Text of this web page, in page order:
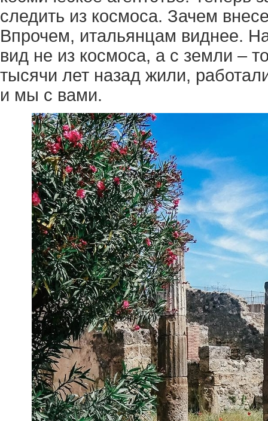
следить из космоса. Зачем
Впрочем, итальянцам виднее.
вид не из космоса, а с земли –
тысячи лет назад жили,
и мы с вами.